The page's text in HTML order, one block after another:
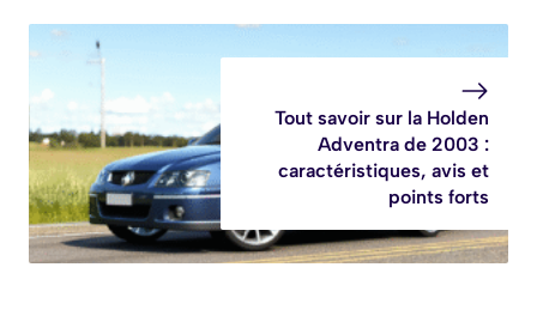
Tout savoir sur la Holden
Adventra de 2003 :
caractéristiques, avis et
points forts